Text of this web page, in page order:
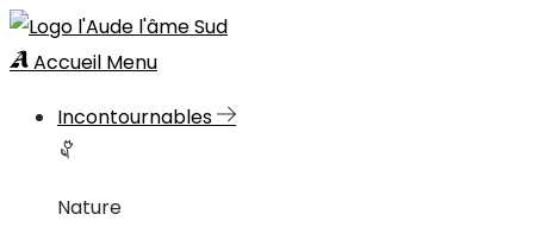
Accueil Menu
Incontournables
Nature